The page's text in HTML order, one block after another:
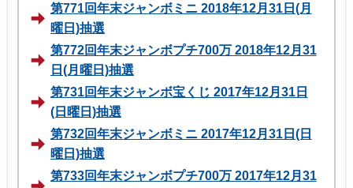
第771回年末ジャンボミニ 2018年12月31日(月
曜日)抽選
第772回年末ジャンボプチ700万 2018年12月31
日(月曜日)抽選
第731回年末ジャンボ宝くじ 2017年12月31日
(日曜日)抽選
第732回年末ジャンボミニ 2017年12月31日(日
曜日)抽選
第733回年末ジャンボプチ700万 2017年12月31